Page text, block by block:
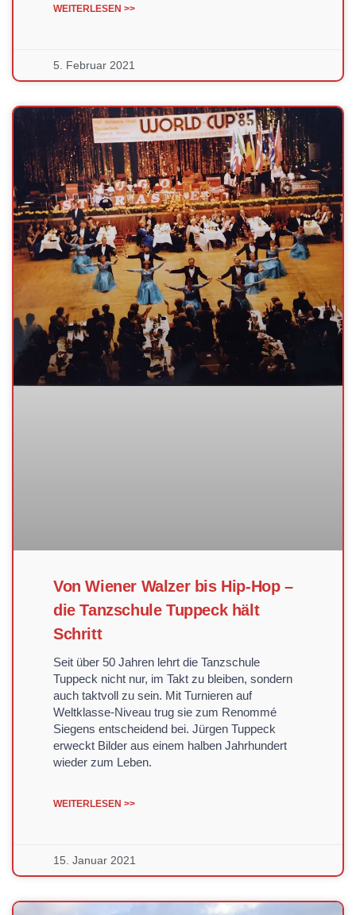
WEITERLESEN >>
5. Februar 2021
Von Wiener Walzer bis Hip-Hop –
die Tanzschule Tuppeck hält
Schritt
Seit über 50 Jahren lehrt die Tanzschule
Tuppeck nicht nur, im Takt zu bleiben, sondern
auch taktvoll zu sein. Mit Turnieren auf
Weltklasse-Niveau trug sie zum Renommé
Siegens entscheidend bei. Jürgen Tuppeck
erweckt Bilder aus einem halben Jahrhundert
wieder zum Leben.
WEITERLESEN >>
15. Januar 2021